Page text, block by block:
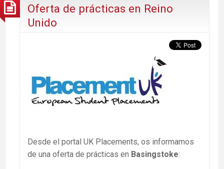
Oferta de prácticas en Reino
Unido
Desde el portal UK Placements, os informamos
de una oferta de prácticas en Basingstoke: